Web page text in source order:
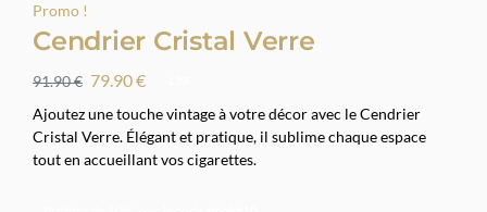
Promo !
Cendrier Cristal Verre
91.90€ 79.90€
Ajoutez une touche vintage à votre décor avec le Cendrier
Cristal Verre. Élégant et pratique, il sublime chaque espace
tout en accueillant vos cigarettes.